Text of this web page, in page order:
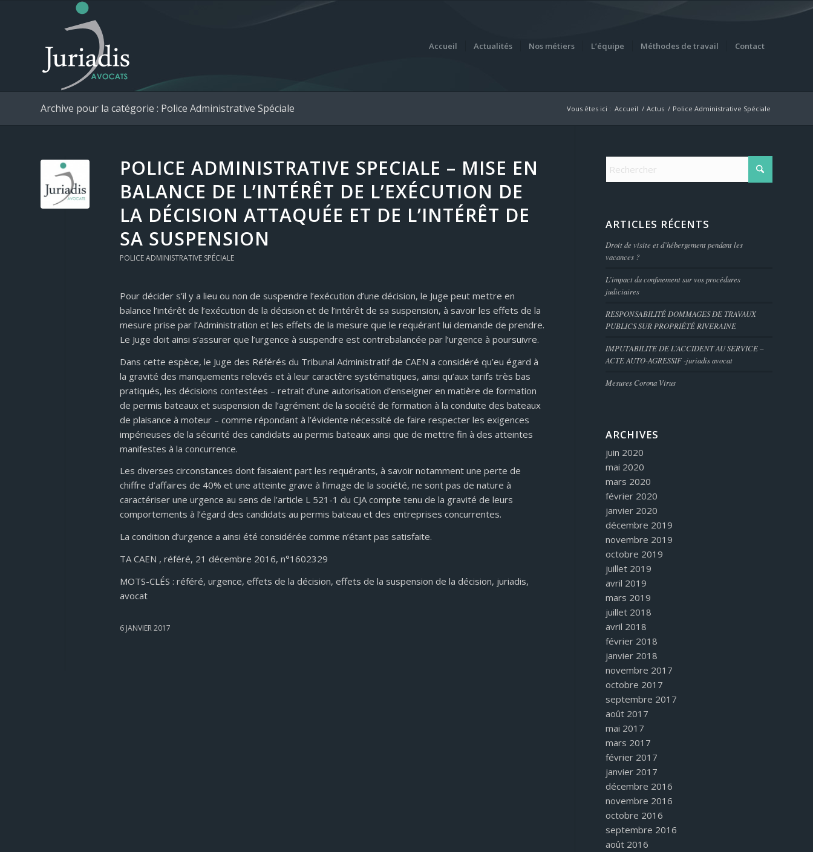
Accueil Actualités Nos métiers L’équipe Méthodes de travail Contact
Archive pour la catégorie : Police Administrative Spéciale Vous êtes ici : Accueil / Actus / Police Administrative Spéciale
POLICE ADMINISTRATIVE SPECIALE – MISE EN
BALANCE DE L’INTÉRÊT DE L’EXÉCUTION DE
LA DÉCISION ATTAQUÉE ET DE L’INTÉRÊT DE
SA SUSPENSION
POLICE ADMINISTRATIVE SPÉCIALE
Pour décider s’il y a lieu ou non de suspendre l’exécution d’une décision, le Juge peut mettre en
balance l’intérêt de l’exécution de la décision et de l’intérêt de sa suspension, à savoir les effets de la
mesure prise par l’Administration et les effets de la mesure que le requérant lui demande de prendre.
Le Juge doit ainsi s’assurer que l’urgence à suspendre est contrebalancée par l’urgence à poursuivre.
Dans cette espèce, le Juge des Référés du Tribunal Administratif de CAEN a considéré qu’eu égard à
la gravité des manquements relevés et à leur caractère systématiques, ainsi qu’aux tarifs très bas
pratiqués, les décisions contestées – retrait d’une autorisation d’enseigner en matière de formation
de permis bateaux et suspension de l’agrément de la société de formation à la conduite des bateaux
de plaisance à moteur – comme répondant à l’évidente nécessité de faire respecter les exigences
impérieuses de la sécurité des candidats au permis bateaux ainsi que de mettre fin à des atteintes
manifestes à la concurrence.
Les diverses circonstances dont faisaient part les requérants, à savoir notamment une perte de
chiffre d’affaires de 40% et une atteinte grave à l’image de la société, ne sont pas de nature à
caractériser une urgence au sens de l’article L 521-1 du CJA compte tenu de la gravité de leurs
comportements à l’égard des candidats au permis bateau et des entreprises concurrentes.
La condition d’urgence a ainsi été considérée comme n’étant pas satisfaite.
TA CAEN , référé, 21 décembre 2016, n°1602329
MOTS-CLÉS : référé, urgence, effets de la décision, effets de la suspension de la décision, juriadis,
avocat
6 JANVIER 2017
ARTICLES RÉCENTS
Droit de visite et d’hébergement pendant les
vacances ?
L’impact du confinement sur vos procédures
judiciaires
RESPONSABILITÉ DOMMAGES DE TRAVAUX
PUBLICS SUR PROPRIÉTÉ RIVERAINE
IMPUTABILITE DE L’ACCIDENT AU SERVICE –
ACTE AUTO-AGRESSIF -juriadis avocat
Mesures Corona Virus
ARCHIVES
juin 2020
mai 2020
mars 2020
février 2020
janvier 2020
décembre 2019
novembre 2019
octobre 2019
juillet 2019
avril 2019
mars 2019
juillet 2018
avril 2018
février 2018
janvier 2018
novembre 2017
octobre 2017
septembre 2017
août 2017
mai 2017
mars 2017
février 2017
janvier 2017
décembre 2016
novembre 2016
octobre 2016
septembre 2016
août 2016